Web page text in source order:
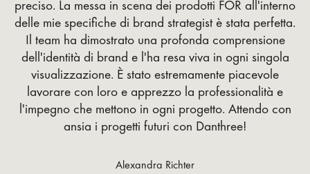
preciso. La messa in scena dei prodotti FOR all'interno
delle mie specifiche di brand strategist è stata perfetta.
Il team ha dimostrato una profonda comprensione
dell'identità di brand e l'ha resa viva in ogni singola
visualizzazione. È stato estremamente piacevole
lavorare con loro e apprezzo la professionalità e
l'impegno che mettono in ogni progetto. Attendo con
ansia i progetti futuri con Danthree!
Alexandra Richter